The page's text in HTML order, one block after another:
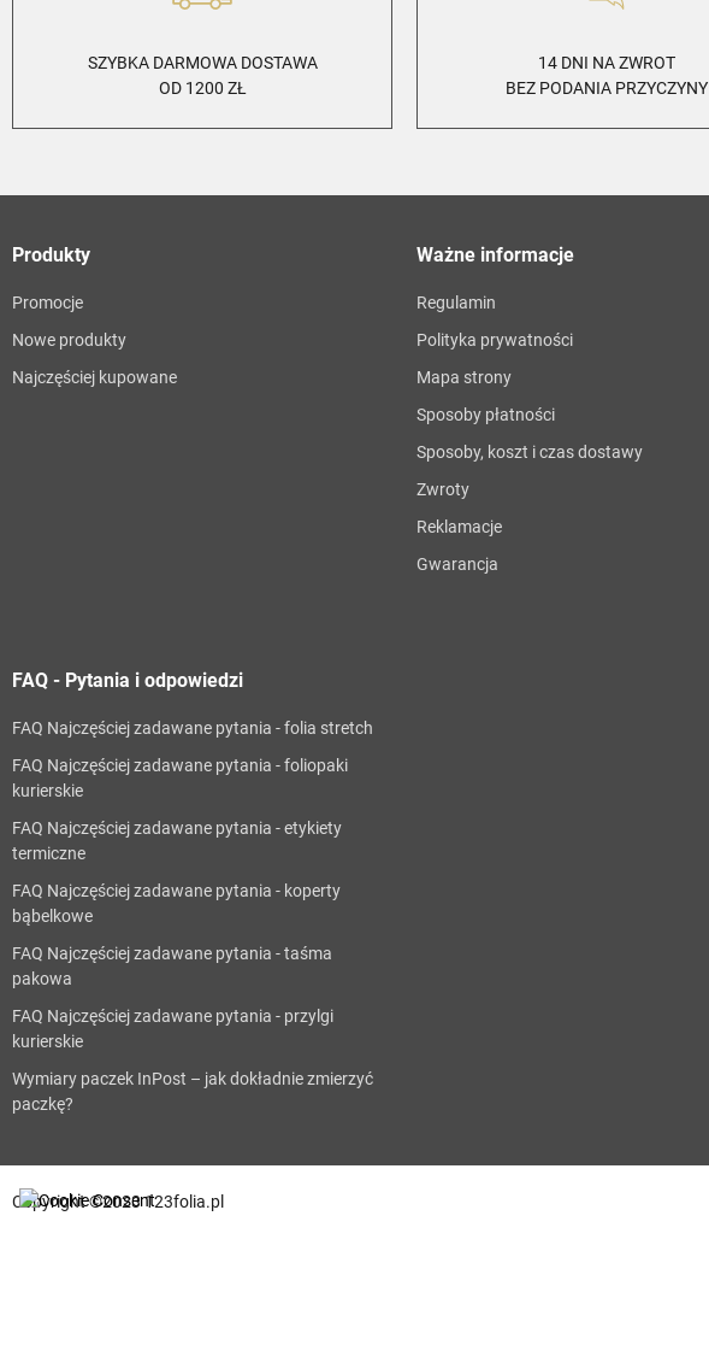
SZYBKA DARMOWA DOSTAWA
OD 1200 ZŁ
14 DNI NA ZWROT
BEZ PODANIA PRZYCZYNY
Produkty
Promocje
Nowe produkty
Najczęściej kupowane
Ważne informacje
Regulamin
Polityka prywatności
Mapa strony
Sposoby płatności
Sposoby, koszt i czas dostawy
Zwroty
Reklamacje
Gwarancja
FAQ - Pytania i odpowiedzi
FAQ Najczęściej zadawane pytania - folia stretch
FAQ Najczęściej zadawane pytania - foliopaki
kurierskie
FAQ Najczęściej zadawane pytania - etykiety
termiczne
FAQ Najczęściej zadawane pytania - koperty
bąbelkowe
FAQ Najczęściej zadawane pytania - taśma
pakowa
FAQ Najczęściej zadawane pytania - przylgi
kurierskie
Wymiary paczek InPost – jak dokładnie zmierzyć
paczkę?
Copyright ©2023 123folia.pl